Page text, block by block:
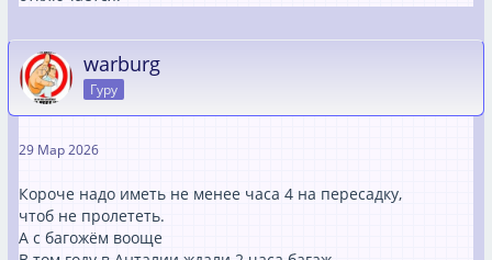
warburg
Гуру
29 Мар 2026
Короче надо иметь не менее часа 4 на пересадку,
чтоб не пролететь.
А с багожём вооще